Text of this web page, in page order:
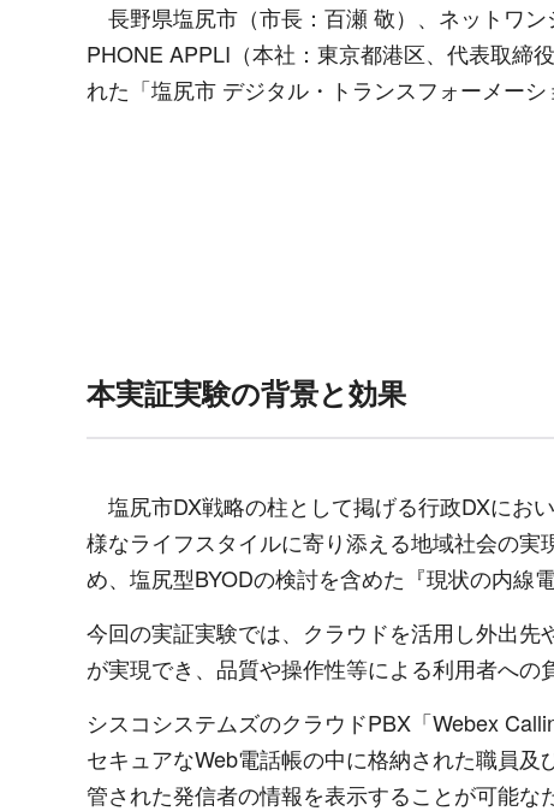
長野県塩尻市（市長：百瀬 敬）、ネットワ
PHONE APPLI（本社：東京都港区、代表取締
れた「塩尻市 デジタル・トランスフォーメー
本実証実験の背景と効果
塩尻市DX戦略の柱として掲げる行政DXにお
様なライフスタイルに寄り添える地域社会の
め、塩尻型BYODの検討を含めた『現状の内線
今回の実証実験では、クラウドを活用し外出
が実現でき、品質や操作性等による利用者への
シスコシステムズのクラウドPBX「Webex
セキュアなWeb電話帳の中に格納された職員
管された発信者の情報を表示することが可能